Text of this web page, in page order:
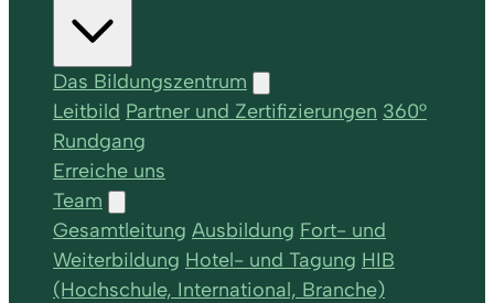
Das Bildungszentrum
Leitbild Partner und Zertifizierungen 360°
Rundgang
Erreiche uns
Team
Gesamtleitung Ausbildung Fort- und
Weiterbildung Hotel- und Tagung HIB
(Hochschule, International, Branche)